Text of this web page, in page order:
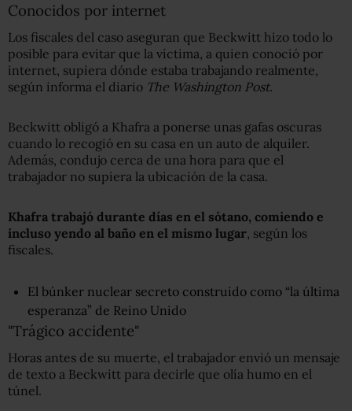
Conocidos por internet
Los fiscales del caso aseguran que Beckwitt hizo todo lo
posible para evitar que la víctima, a quien conoció por
internet, supiera dónde estaba trabajando realmente,
según informa el diario The Washington Post.
Beckwitt obligó a Khafra a ponerse unas gafas oscuras
cuando lo recogió en su casa en un auto de alquiler.
Además, condujo cerca de una hora para que el
trabajador no supiera la ubicación de la casa.
Khafra trabajó durante días en el sótano, comiendo e
incluso yendo al baño en el mismo lugar, según los
fiscales.
El búnker nuclear secreto construido como “la última
esperanza” de Reino Unido
"Trágico accidente"
Horas antes de su muerte, el trabajador envió un mensaje
de texto a Beckwitt para decirle que olía humo en el
túnel.